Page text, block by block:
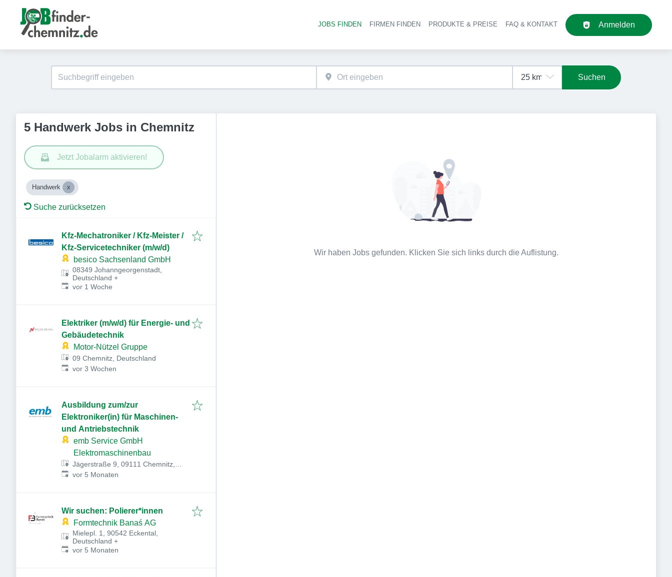
Haupt-Navigation
JOBS FINDEN FIRMEN FINDEN PRODUKTE & PREISE FAQ & KONTAKT Anmelden
Suchen
5 Handwerk Jobs in Chemnitz
Jetzt Jobalarm aktivieren!
Handwerk
Suche zurücksetzen
Kfz-Mechatroniker / Kfz-Meister /
Kfz-Servicetechniker (m/w/d)
besico Sachsenland GmbH
08349 Johanngeorgenstadt,
Deutschland +
Veröffentlicht:
vor 1 Woche
Elektriker (m/w/d) für Energie- und
Gebäudetechnik
Motor-Nützel Gruppe
09 Chemnitz, Deutschland
Veröffentlicht:
vor 3 Wochen
Ausbildung zum/zur
Elektroniker(in) für Maschinen-
und Antriebstechnik
emb Service GmbH
Elektromaschinenbau
Jägerstraße 9, 09111 Chemnitz,
Deutschland
Veröffentlicht:
vor 5 Monaten
Wir suchen: Polierer*innen
Formtechnik Banaś AG
Mielepl. 1, 90542 Eckental,
Deutschland +
Veröffentlicht:
vor 5 Monaten
Wir haben Jobs gefunden. Klicken Sie sich links durch die Auflistung.